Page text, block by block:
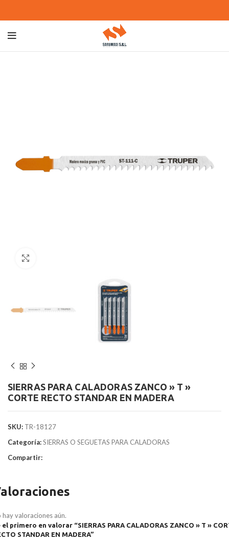
SIERRAS PARA CALADORAS ZANCO » T »
CORTE RECTO STANDAR EN MADERA
SKU: TR-18127
Categoría:SIERRAS O SEGUETAS PARA CALADORAS
Compartir:
hay valoraciones aún.
el primero en valorar “SIERRAS PARA CALADORAS ZANCO » T »
STANDAR EN MADERA”